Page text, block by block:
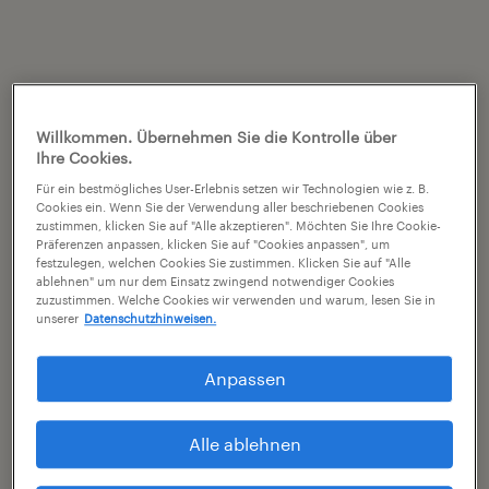
Willkommen. Übernehmen Sie die Kontrolle über
Ihre Cookies.
Für ein bestmögliches User-Erlebnis setzen wir Technologien wie z. B.
Cookies ein. Wenn Sie der Verwendung aller beschriebenen Cookies
zustimmen, klicken Sie auf "Alle akzeptieren". Möchten Sie Ihre Cookie-
Präferenzen anpassen, klicken Sie auf "Cookies anpassen", um
festzulegen, welchen Cookies Sie zustimmen. Klicken Sie auf "Alle
ablehnen" um nur dem Einsatz zwingend notwendiger Cookies
zuzustimmen. Welche Cookies wir verwenden und warum, lesen Sie in
unserer Datenschutzhinweisen.
Anpassen
Alle ablehnen